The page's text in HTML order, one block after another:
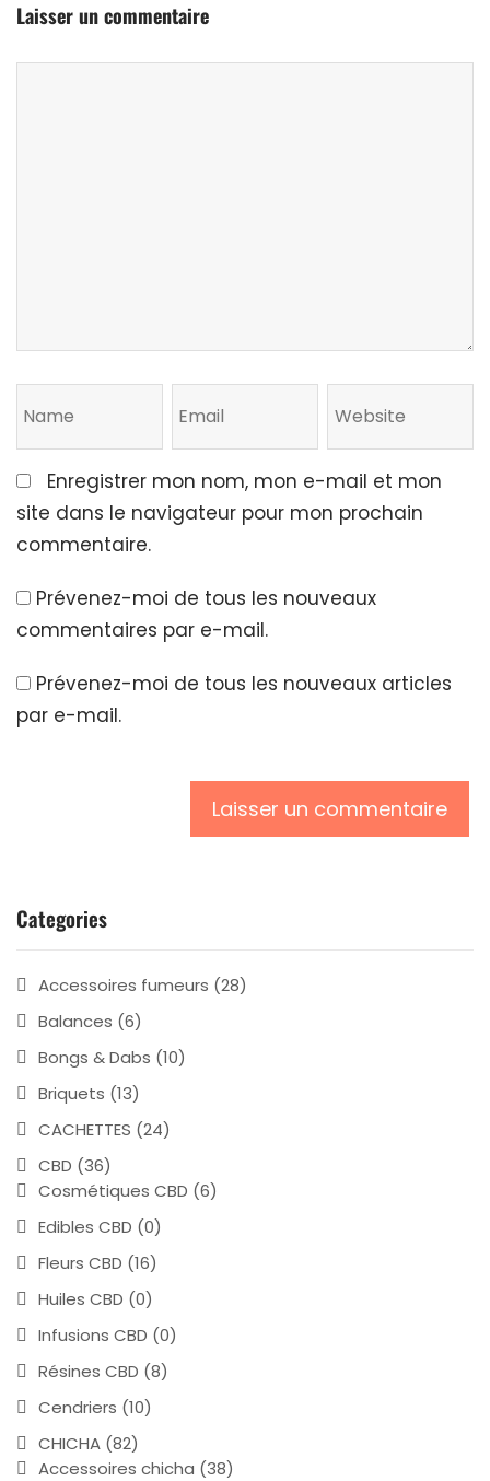
Laisser un commentaire
Enregistrer mon nom, mon e-mail et mon
site dans le navigateur pour mon prochain
commentaire.
Prévenez-moi de tous les nouveaux
commentaires par e-mail.
Prévenez-moi de tous les nouveaux articles
par e-mail.
Categories
Accessoires fumeurs (28)
Balances (6)
Bongs & Dabs (10)
Briquets (13)
CACHETTES (24)
CBD (36)
Cosmétiques CBD (6)
Edibles CBD (0)
Fleurs CBD (16)
Huiles CBD (0)
Infusions CBD (0)
Résines CBD (8)
Cendriers (10)
CHICHA (82)
Accessoires chicha (38)